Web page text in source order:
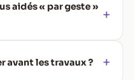
aidés « par geste »
avant les travaux ?